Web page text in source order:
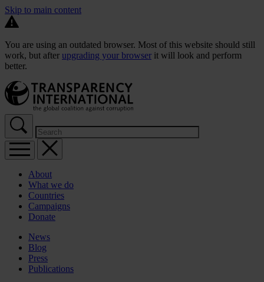
Skip to main content
You are using an outdated browser. Most of this website should still
work, but after upgrading your browser it will look and perform
better.
About
What we do
Countries
Campaigns
Donate
News
Blog
Press
Publications